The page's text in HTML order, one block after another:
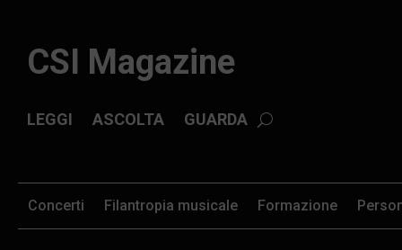
CSI Magazine
ASCOLTA GUARDA
LEGGI
Formazione
Concerti Filantropia musicale